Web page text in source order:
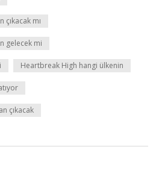
mı
gelecek mi
Heartbreak High hangi ülkenin
çıkacak